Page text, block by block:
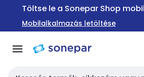
Ugrás a
Ugrás a
tartalomra
Töltse le a Sonepar Shop
Mobilalkalmazás letöltése